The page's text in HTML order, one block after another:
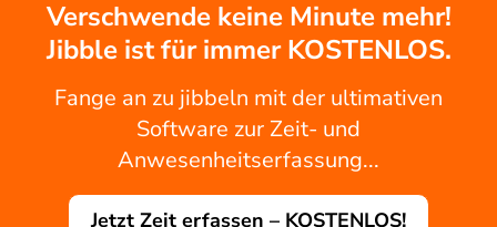
Verschwende keine Minute mehr!
Jibble ist für immer KOSTENLOS.
Fange an zu jibbeln mit der ultimativen
Software zur Zeit- und
Anwesenheitserfassung...
Jetzt Zeit erfassen – KOSTENLOS!